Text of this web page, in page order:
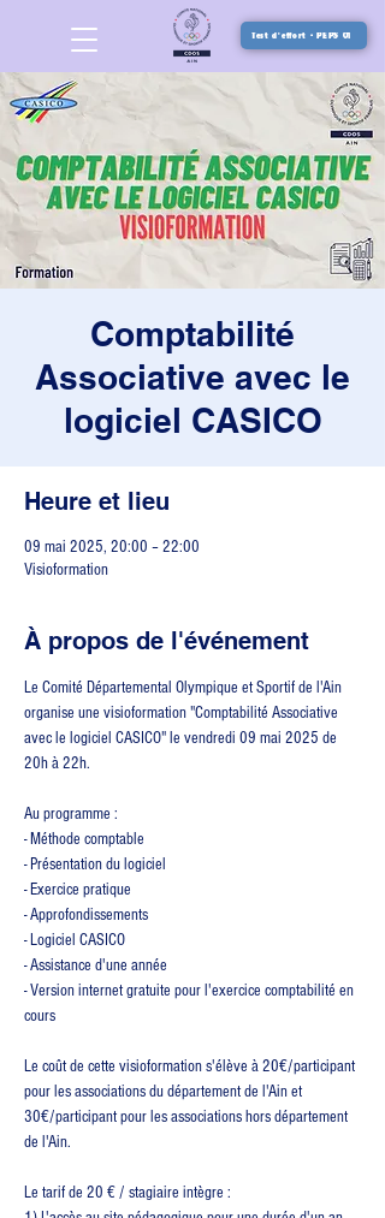
Test d'effort - PEPS 01
Comptabilité
Associative avec le
logiciel CASICO
Heure et lieu
09 mai 2025, 20:00 – 22:00
Visioformation
À propos de l'événement
Le Comité Départemental Olympique et Sportif de l'Ain
organise une visioformation "Comptabilité Associative
avec le logiciel CASICO" le vendredi 09 mai 2025 de
20h à 22h.
Au programme :
- Méthode comptable
- Présentation du logiciel
- Exercice pratique
- Approfondissements
- Logiciel CASICO
- Assistance d'une année
- Version internet gratuite pour l'exercice comptabilité en
cours
Le coût de cette visioformation s'élève à 20€/participant
pour les associations du département de l'Ain et
30€/participant pour les associations hors département
de l'Ain.
Le tarif de 20 € / stagiaire intègre :